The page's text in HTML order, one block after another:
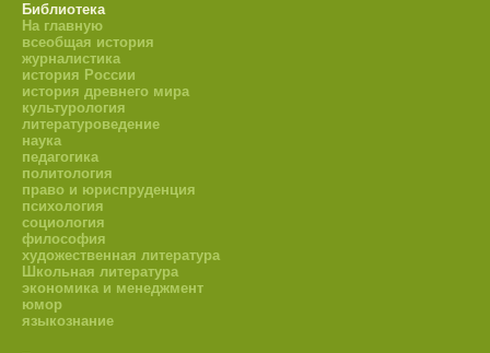
Библиотека
На главную
всеобщая история
журналистика
история России
история древнего мира
культурология
литературоведение
наука
педагогика
политология
право и юриспруденция
психология
социология
философия
художественная литература
Школьная литература
экономика и менеджмент
юмор
языкознание